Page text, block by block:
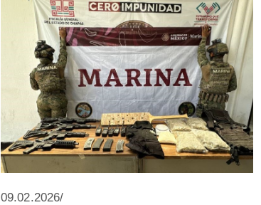
09.02.2026/